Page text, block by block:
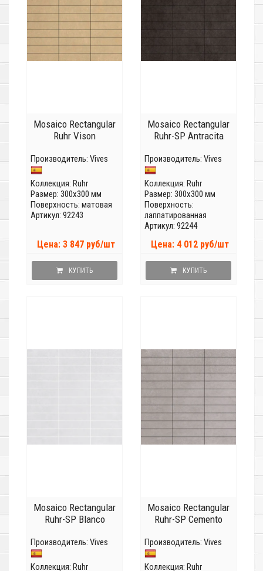
Mosaico Rectangular
Ruhr Vison
Производитель: Vives
Коллекция: Ruhr
Размер: 300x300 мм
Поверхность: матовая
Артикул: 92243
Цена: 3 847 руб/шт
КУПИТЬ
Mosaico Rectangular
Ruhr-SP Antracita
Производитель: Vives
Коллекция: Ruhr
Размер: 300x300 мм
Поверхность:
лаппатированная
Артикул: 92244
Цена: 4 012 руб/шт
КУПИТЬ
Mosaico Rectangular
Ruhr-SP Blanco
Производитель: Vives
Коллекция: Ruhr
Mosaico Rectangular
Ruhr-SP Cemento
Производитель: Vives
Коллекция: Ruhr